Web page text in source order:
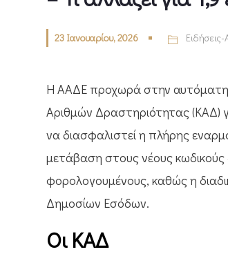
23 Ιανουαρίου, 2026
Η ΑΑΔΕ προχωρά στην αυτόματη
Αριθμών Δραστηριότητας (ΚΑΔ)
να διασφαλιστεί η πλήρης
μετάβαση στους νέους κωδικούς
φορολογουμένους, καθώς η
Δημοσίων Εσόδων.
Οι ΚΑΔ